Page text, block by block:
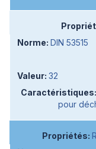
DIN 53515
32
pour